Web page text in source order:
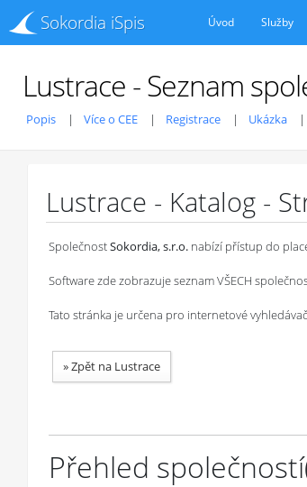
Sokordia iSpis Úvod Služby
Lustrace - Seznam
Popis Více o CEE Registrace Ukázka
Lustrace - Katalog -
SpolečnostSokordia, s.r.o. nabízí přístup do
Software zde zobrazuje seznam VŠECH
Tato stránka je určena pro internetové
»Zpět na Lustrace
Přehled společností